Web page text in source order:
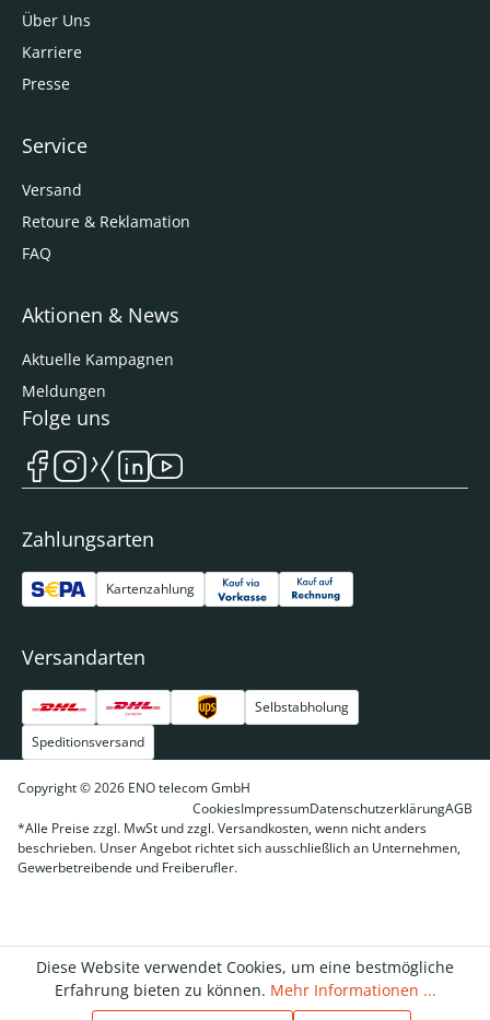
Über Uns
Karriere
Presse
Service
Versand
Retoure & Reklamation
FAQ
Aktionen & News
Aktuelle Kampagnen
Meldungen
Zahlungsarten
Kartenzahlung
Versandarten
Selbstabholung
Speditionsversand
Folge uns
Copyright © 2026 ENO telecom GmbH
CookiesImpressumDatenschutzerklärungAGB
*Alle Preise zzgl. MwSt und zzgl. Versandkosten, wenn nicht anders
beschrieben. Unser Angebot richtet sich ausschließlich an Unternehmen,
Gewerbetreibende und Freiberufler.
Diese Website verwendet Cookies, um eine bestmögliche
Erfahrung bieten zu können. Mehr Informationen ...